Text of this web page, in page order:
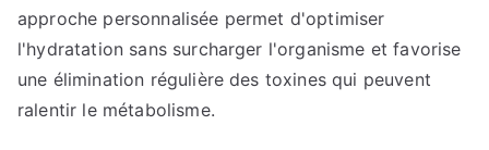
approche personnalisée permet d'optimiser
l'hydratation sans surcharger l'organisme et favorise
une élimination régulière des toxines qui peuvent
ralentir le métabolisme.